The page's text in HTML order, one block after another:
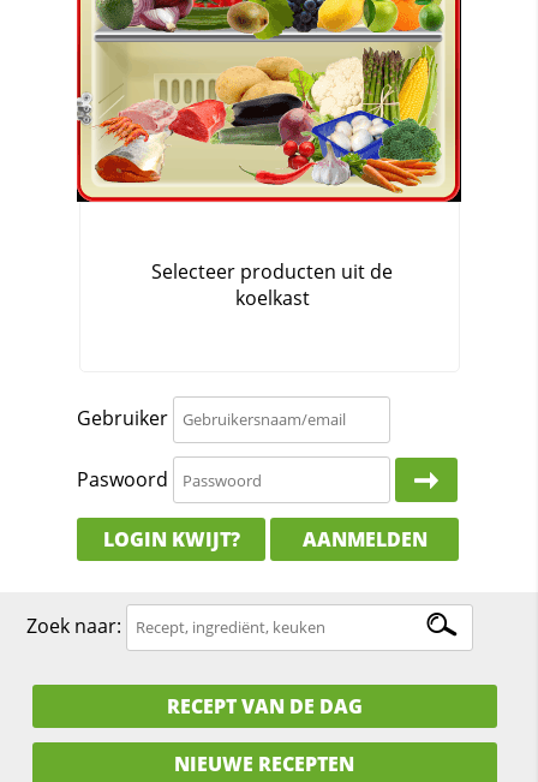
Gebruiker
Paswoord
LOGIN KWIJT? AANMELDEN
Zoek naar:
RECEPT VAN DE DAG
NIEUWE RECEPTEN